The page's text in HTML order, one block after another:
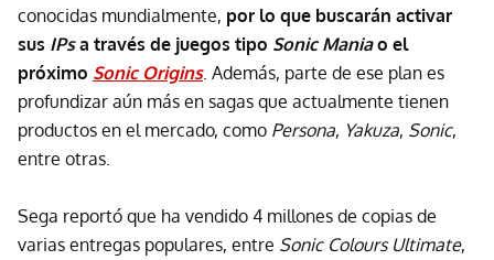
conocidas mundialmente, por lo que buscarán activar
sus IPsa través de juegos tipo Sonic Maniao el
próximo Sonic Origins. Además, parte de ese plan es
profundizar aún más en sagas que actualmente tienen
productos en el mercado, como Persona, Yakuza, Sonic,
entre otras.
Sega reportó que ha vendido 4 millones de copias de
varias entregas populares, entre Sonic Colours Ultimate,